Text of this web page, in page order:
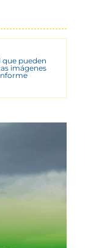
que pueden
imágenes